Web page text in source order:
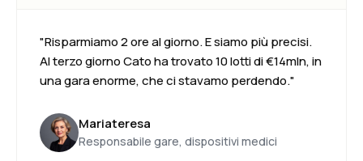
"Risparmiamo 2 ore al giorno. E siamo più precisi.
Al terzo giorno Cato ha trovato 10 lotti di €14mln, in
una gara enorme, che ci stavamo perdendo."
Mariateresa
Responsabile gare, dispositivi medici